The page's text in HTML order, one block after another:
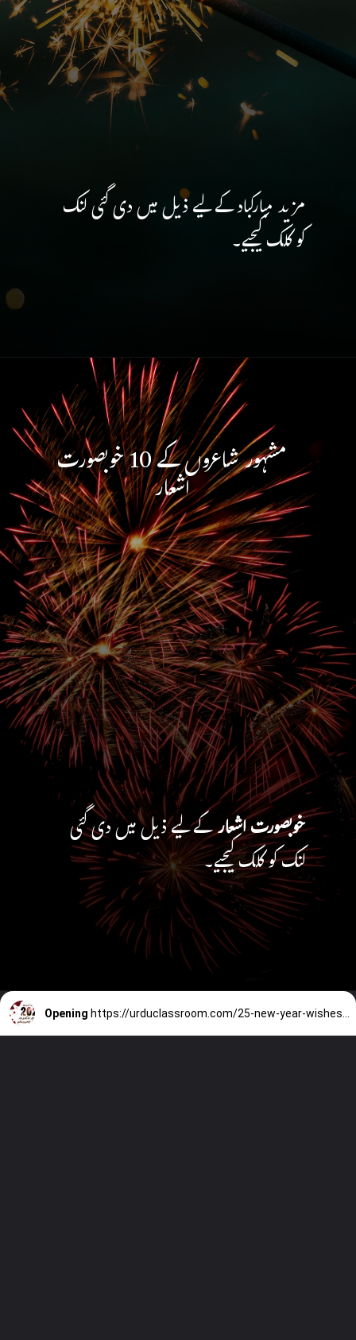
مزید مبارکباد کے لیے ذیل میں دی گئی لنک
کو کلک کیجیے۔
مشہور شاعروں کے 10 خوبصورت اشعار
خوبصورت اشعارکے لیے ذیل میں دی گئی
لنک کو کلک کیجیے۔
Opening